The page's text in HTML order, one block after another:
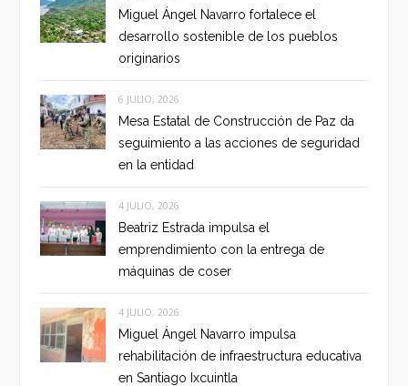
Miguel Ángel Navarro fortalece el
desarrollo sostenible de los pueblos
originarios
6 JULIO, 2026
Mesa Estatal de Construcción de Paz da
seguimiento a las acciones de seguridad
en la entidad
4 JULIO, 2026
Beatriz Estrada impulsa el
emprendimiento con la entrega de
máquinas de coser
4 JULIO, 2026
Miguel Ángel Navarro impulsa
rehabilitación de infraestructura educativa
en Santiago Ixcuintla